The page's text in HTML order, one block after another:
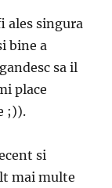
ales singura
bine a
sa il
place
;)).
si
mai multe